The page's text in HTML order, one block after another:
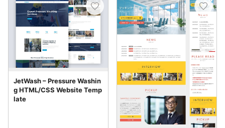
JetWash – Pressure Washin
g HTML/CSS Website Temp
late